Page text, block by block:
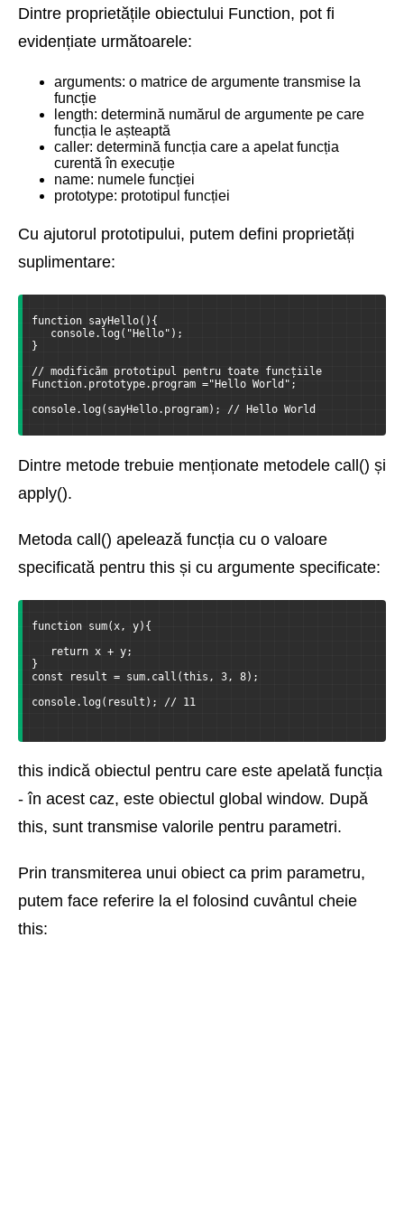
Dintre proprietățile obiectului Function, pot fi
evidențiate următoarele:
arguments: o matrice de argumente transmise la
funcție
length: determină numărul de argumente pe care
funcția le așteaptă
caller: determină funcția care a apelat funcția
curentă în execuție
name: numele funcției
prototype: prototipul funcției
Cu ajutorul prototipului, putem defini proprietăți
suplimentare:
function sayHello(){
console.log("Hello");
}
// modificăm prototipul pentru toate funcțiile
Function.prototype.program ="Hello World";
console.log(sayHello.program); // Hello World
Dintre metode trebuie menționate metodele call() și
apply().
Metoda call() apelează funcția cu o valoare
specificată pentru this și cu argumente specificate:
function sum(x, y){
return x + y;
}
const result = sum.call(this, 3, 8);
console.log(result); // 11
this indică obiectul pentru care este apelată funcția
- în acest caz, este obiectul global window. După
this, sunt transmise valorile pentru parametri.
Prin transmiterea unui obiect ca prim parametru,
putem face referire la el folosind cuvântul cheie
this: